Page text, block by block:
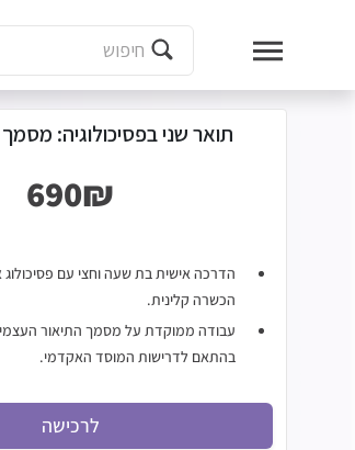
מבחני קבלה לאקדמיה
תואר שני בפסיכולוגיה:
הדרכה אישית בת שעה וחצי עם פסיכולוג
הכשרה קלינית.
עבודה ממוקדת על מסמך התיאור
בהתאם לדרישות המוסד האקדמי.
לרכישה